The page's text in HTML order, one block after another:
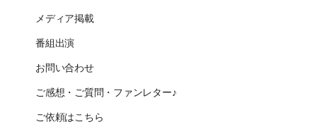
メディア掲載
番組出演
お問い合わせ
ご感想・ご質問・ファンレター♪
ご依頼はこちら